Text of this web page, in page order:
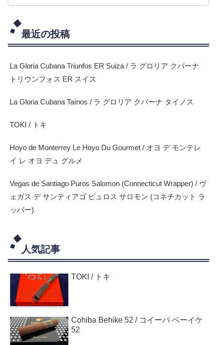
最近の投稿
La Gloria Cubana Triunfos ER Suiza / ラ グロリア クバーナ
トリウンフォス ER スイス
La Gloria Cubana Taínos / ラ グロリア クバーナ タイノス
TOKI / トキ
Hoyo de Monterrey Le Hoyo Du Gourmet / オヨ デ モンテレ
イ レ オヨ デュ グルメ
Vegas de Santiago Puros Salomon (Connecticut Wrapper) / ヴ
ェガス デ サンティアゴ ピュロス サロモン (コネチカット ラ
ッパー)
人気記事
TOKI / トキ
Cohiba Behike 52 / コイーバ ベーイケ
52